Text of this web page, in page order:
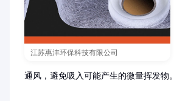
江苏惠沣环保科技有限公司
通风，避免吸入可能产生的微量挥发物。